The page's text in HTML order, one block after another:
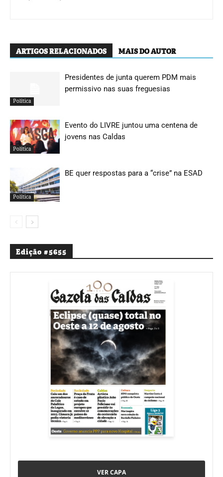
ARTIGOS RELACIONADOS MAIS DO AUTOR
Política
Presidentes de junta querem PDM mais
permissivo nas suas freguesias
Política
Evento do LIVRE juntou uma centena de
jovens nas Caldas
Política
BE quer respostas para a “crise” na ESAD
Edição #5655
VER CAPA